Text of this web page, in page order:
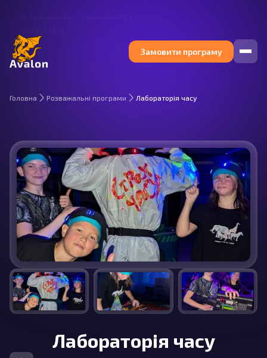
Замовити програму
Головна Розважальні програми Лабораторія часу
Лабораторія часу